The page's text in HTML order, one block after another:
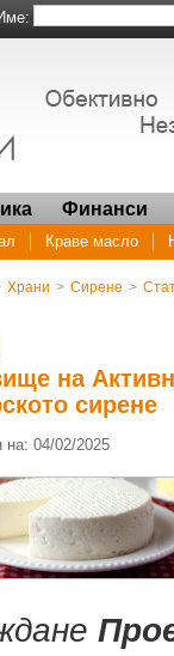
Краве масло
Финанси
Храни > Сирене >
на
сирене
на: 04/02/2025